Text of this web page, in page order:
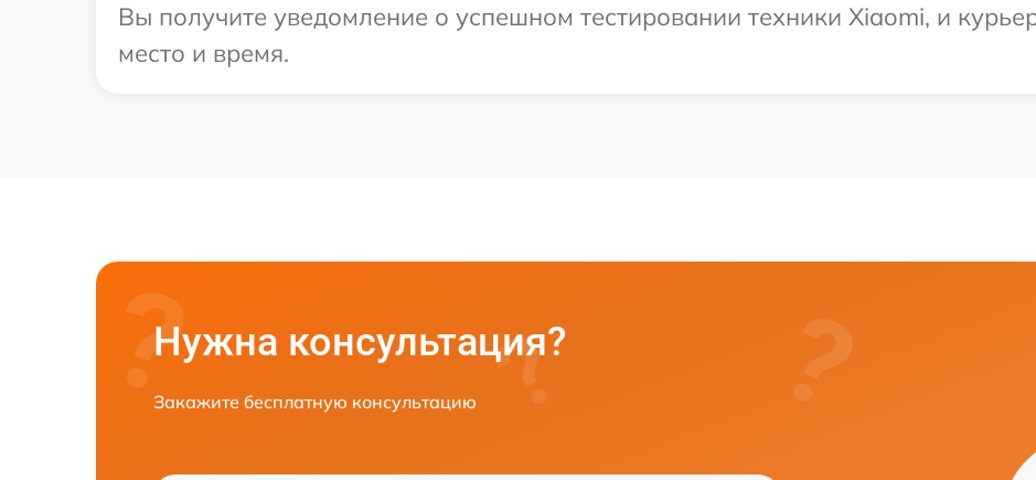
Вы получите уведомление о успешном тестировании техники Xiaomi, и
место и время.
Нужна консультация?
Закажите бесплатную консультацию